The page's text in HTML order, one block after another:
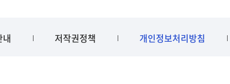
내 저작권정책 개인정보처리방침